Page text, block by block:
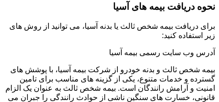
نحوه دریافت بیمه های آسیا
برای دریافت بیمه شخص ثالث یا بدنه آسیا، می توانید از روش های
زیر استفاده کنید:
آدرس وب سایت رسمی بیمه آسیا
بیمه شخص ثالث و بدنه خودرو از شرکت بیمه آسیا، با پوشش های
گسترده و خدمات متنوع، یکی از گزینه های مناسب برای تامین
امنیت و آرامش رانندگان است. بیمه شخص ثالث به عنوان یک الزام
قانونی، خسارت های سنگین ناشی از حوادث رانندگی را جبران می